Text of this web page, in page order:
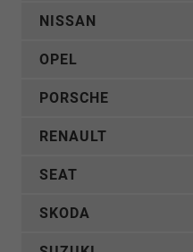
NISSAN
OPEL
PORSCHE
RENAULT
SEAT
SKODA